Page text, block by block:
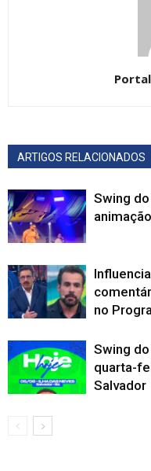
ARTIGOS RELACIONADOS
Swing
no
Swing
quarta-
Salvador